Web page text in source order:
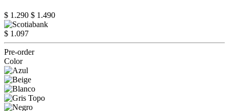
$ 1.290 $ 1.490
$ 1.097
Pre-order
Color